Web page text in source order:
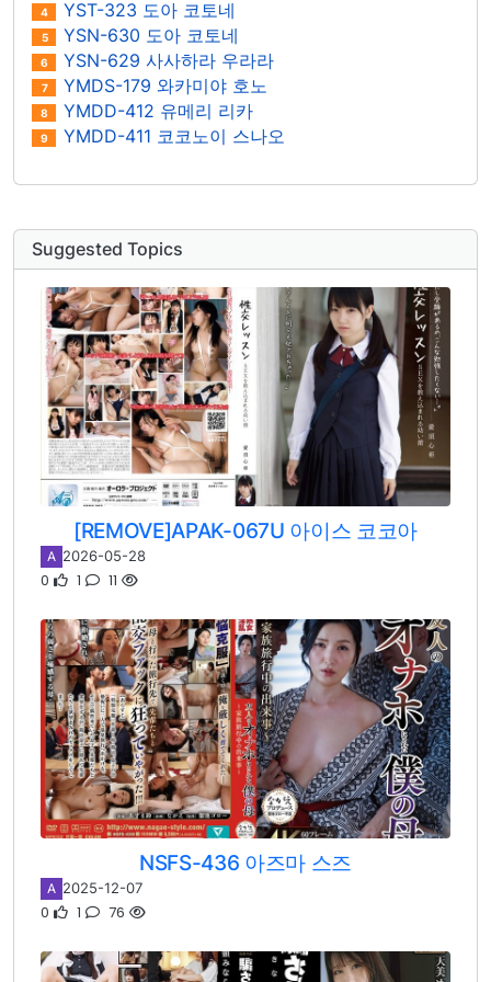
4 YST-323 도아 코토네
5 YSN-630 도아 코토네
6 YSN-629 사사하라 우라라
7 YMDS-179 와카미야 호노
8 YMDD-412 유메리 리카
9 YMDD-411 코코노이 스나오
Suggested Topics
[REMOVE]APAK-067U 아이스 코코아
A 2026-05-28
0 1 11
NSFS-436 아즈마 스즈
A 2025-12-07
0 1 76